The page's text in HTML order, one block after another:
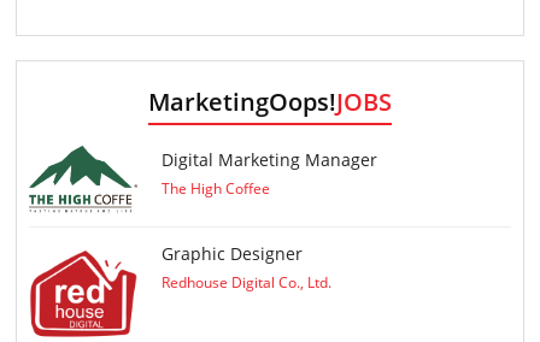
MarketingOops!JOBS
Digital Marketing Manager
The High Coffee
Graphic Designer
Redhouse Digital Co., Ltd.